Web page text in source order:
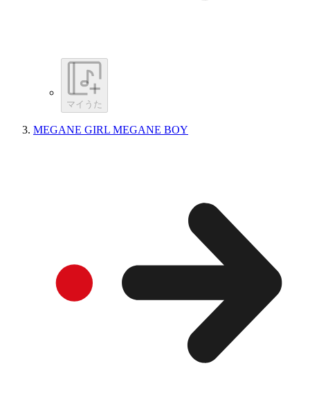
マイうた
MEGANE GIRL MEGANE BOY